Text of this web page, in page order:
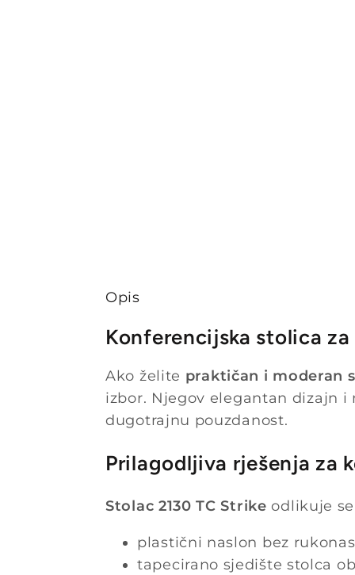
Opis
Konferencijska stolica
Ako želite praktičan i moderan
izbor. Njegov elegantan dizajn
dugotrajnu pouzdanost.
Prilagodljiva rješenja za
Stolac 2130 TC Strike odlikuje
plastični naslon bez
tapecirano sjedište stolca